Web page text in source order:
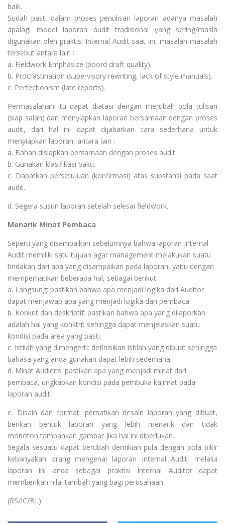
baik.
Sudah pasti dalam proses penulisan laporan adanya masalah
apalagi model laporan audit tradisional yang sering/masih
digunakan oleh praktisi Internal Audit saat ini, masalah-masalah
tersebut antara lain :
a. Fieldwork Emphasize (poord draft quality).
b. Procrastination (supervisory rewriting, lack of style manuals).
c. Perfectionism (late reports).
Permasalahan itu dapat diatasi dengan merubah pola tulisan
(siap salah) dan menyiapkan laporan bersamaan dengan proses
audit, dari hal ini dapat dijabarkan cara sederhana untuk
menyiapkan laporan, antara lain :
a. Bahan disiapkan bersamaan dengan proses audit.
b. Gunakan klasifikasi baku.
c. Dapatkan persetujuan (konfirmasi) atas substansi pada saat
audit.
d. Segera susun laporan setelah selesai fieldwork.
Menarik Minat Pembaca
Seperti yang disampaikan sebelumnya bahwa laporan Internal
Audit memiliki satu tujuan agar management melakukan suatu
tindakan dari apa yang disampaikan pada laporan, yaitu dengan
memperhatikan beberapa hal, sebagai berikut :
a. Langsung: pastikan bahwa apa menjadi logika dari Auditor
dapat menjawab apa yang menjadi logika dari pembaca.
b. Konkrit dan deskriptif: pastikan bahwa apa yang dilaporkan
adalah hal yang konktrit sehingga dapat menjelaskan suatu
kondisi pada area yang pasti.
c. Istilah yang dimengerti: definisikan istilah yang dibuat sehingga
bahasa yang anda gunakan dapat lebih sederhana.
d. Minat Audiens: pastikan apa yang menjadi minat dari
pembaca, ungkapkan kondisi pada pembuka kalimat pada
laporan audit.
e. Disain dan format: perhatikan desain laporan yang dibuat,
berikan bentuk laporan yang lebih menarik dan tidak
monoton,tambahkan gambar jika hal ini diperlukan.
Segala sesuatu dapat berubah demikian pula dengan pola pikir
kebanyakan orang mengenai laporan Internal Audit, melalui
laporan ini anda sebagai praktisi Internal Auditor dapat
memberikan nilai tambah yang bagi perusahaan.
(RS/IC/BL)